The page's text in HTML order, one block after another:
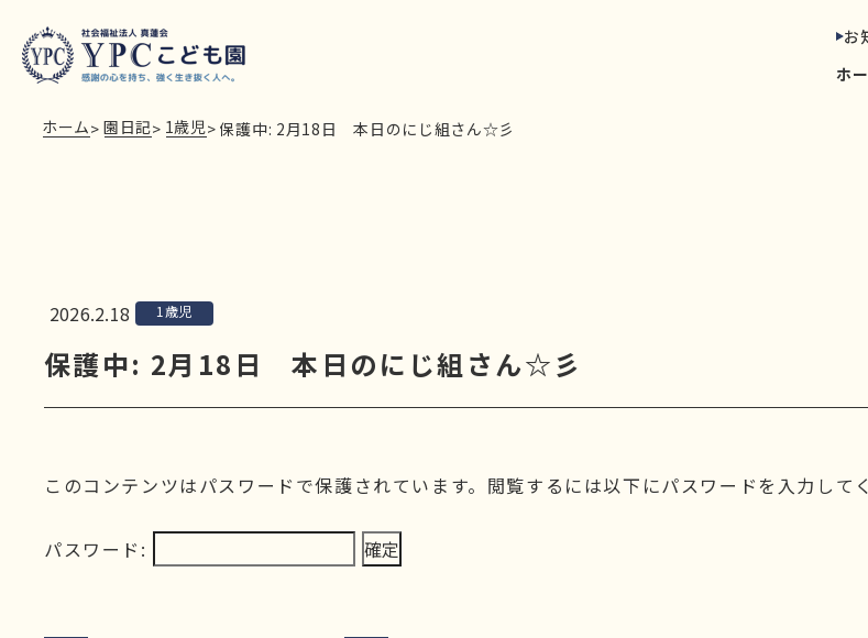
お
ホ
ホーム> 園日記> 1歳児> 保護中: 2月18日 本日のにじ組さん☆彡
2026.2.18 1歳児
保護中: 2月18日 本日のにじ組さん☆彡
このコンテンツはパスワードで保護されています。閲覧するには以下にパスワードを入力して
パスワード: